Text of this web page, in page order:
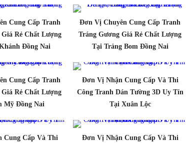
Cung Cấp Tranh
Rẻ Chất Lượng
Đồng Nai
Đơn Vị Chuyên Cung Cấp Tranh
Tráng Gương Giá Rẻ Chất Lượng
Tại Trảng Bom Đồng Nai
Cung Cấp Tranh
Rẻ Chất Lượng
Mỹ Đồng Nai
Đơn Vị Nhận Cung Cấp Và Thi
Công Tranh Dán Tường 3D Uy Tín
Tại Xuân Lộc
Cung Cấp Và Thi
Đơn Vị Nhận Cung Cấp Và Thi